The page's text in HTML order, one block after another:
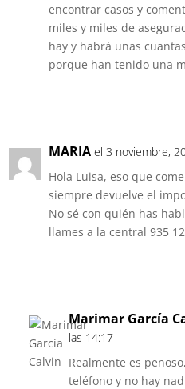
encontrar casos y
miles y miles de
hay y habrá unas
porque han tenido una
MARIA el 3 noviembre,
Hola Luisa, eso que
siempre devuelve el
No sé con quién has
llames a la central 935
Marimar García
las 14:17
Realmente es
teléfono y no hay